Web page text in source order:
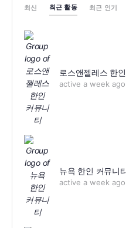
최신 최근 활동 최근 인기
로스앤젤레스 한
active a week ago
뉴욕 한인 커뮤니
active a week ago